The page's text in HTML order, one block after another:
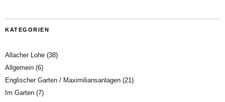
KATEGORIEN
Allacher Lohe (38)
Allgemein (6)
Englischer Garten / Maximiliansanlagen (21)
Im Garten (7)